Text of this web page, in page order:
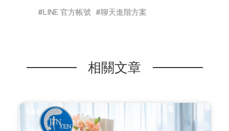
LINE 官方帳號
聊天進階方案
相關文章